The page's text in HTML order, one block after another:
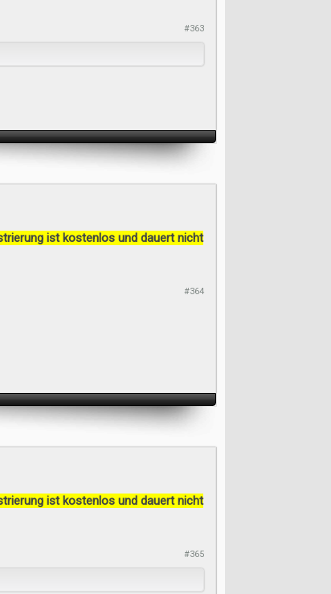
#363
ist kostenlos und dauert nicht
#364
ist kostenlos und dauert nicht
#365